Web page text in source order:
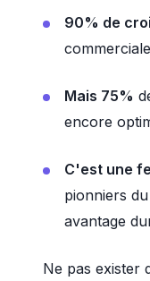
90% de
Mais 75%
encore
C'est une
pionniers
avantage
Ne pas exister